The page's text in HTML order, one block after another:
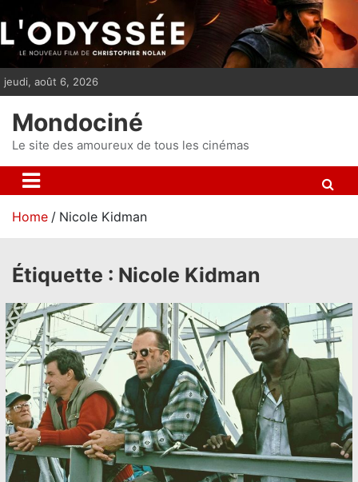
i
p
t
n
t
jeudi, août 6, 2026
Mondociné
Le site des amoureux de tous les cinémas
Home Nicole Kidman
Étiquette : Nicole Kidman